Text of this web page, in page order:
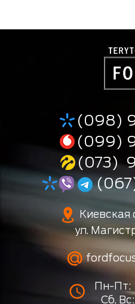
(098)
(099)
(073)
(067)
Киевская
ул.
Пн-Пт:
Сб, Вс: